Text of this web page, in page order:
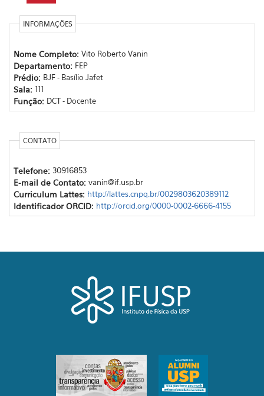
INFORMAÇÕES
Nome Completo: Vito Roberto Vanin
Departamento: FEP
Prédio: BJF - Basílio Jafet
Sala: 111
Função: DCT - Docente
CONTATO
Telefone: 30916853
E-mail de Contato: vanin@if.usp.br
Curriculum Lattes: http://lattes.cnpq.br/0029803620389112
Identificador ORCID: http://orcid.org/0000-0002-6666-4155